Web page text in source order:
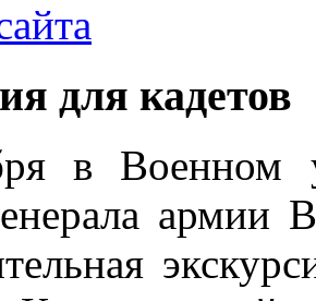
для кадетов
в Военном
армии